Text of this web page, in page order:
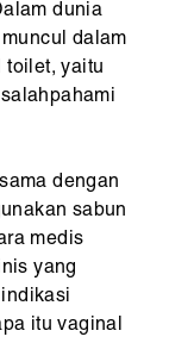
dunia
dalam
toilet, yaitu
dengan
sabun
medis
yang
itu vaginal